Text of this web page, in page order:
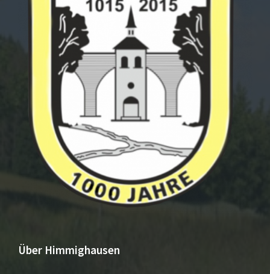
Über Himmighausen